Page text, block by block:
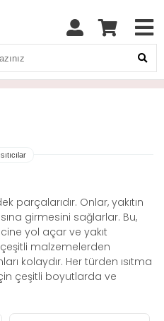
parçalarıdır. Onlar, yakıtın
girmesini sağlarlar. Bu,
yol açar ve yakıt
çeşitli malzemelerden
kolaydır. Her türden ısıtma
çeşitli boyutlarda ve